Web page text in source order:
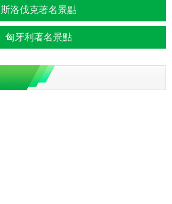
斯洛伐克著名景點
匈牙利著名景點